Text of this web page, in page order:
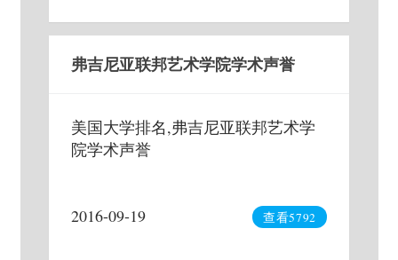
弗吉尼亚联邦艺术学院学术声誉
美国大学排名,弗吉尼亚联邦艺术学
院学术声誉
2016-09-19 查看5792